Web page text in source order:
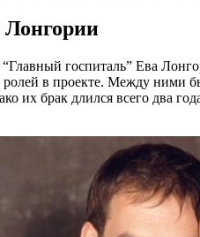
госпиталь” Ева
в проекте. Между ними
их брак длился всего два